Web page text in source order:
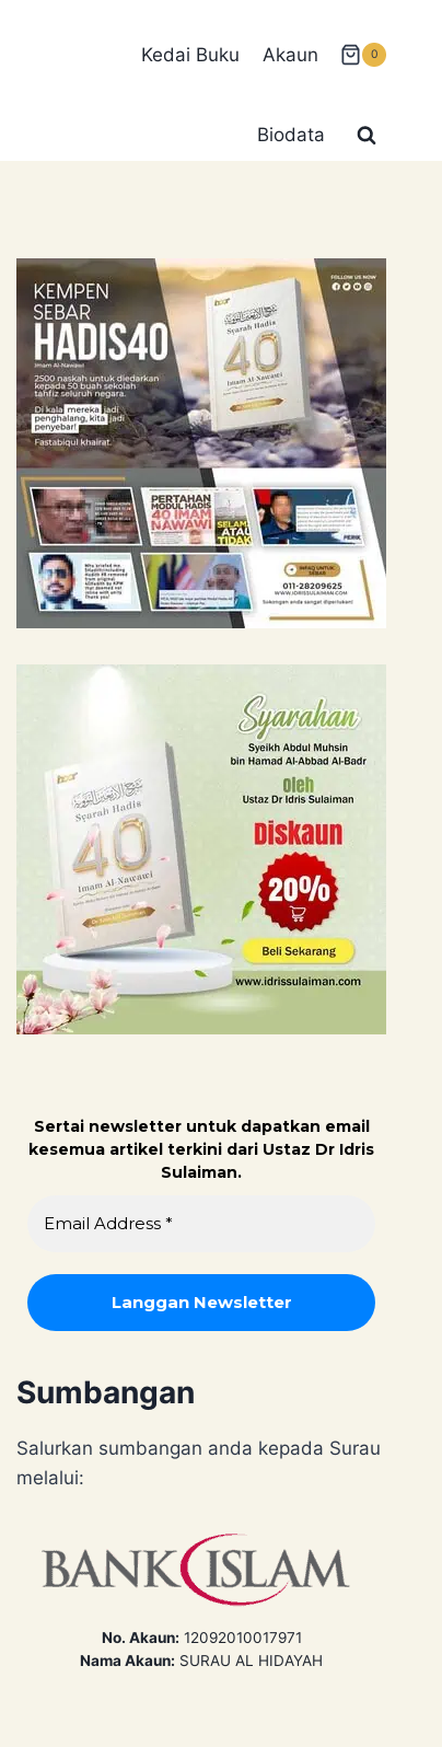
Kedai Buku Akaun 0
Biodata
Sertai newsletter untuk dapatkan email
kesemua artikel terkini dari Ustaz Dr Idris
Sulaiman.
Sumbangan
Salurkan sumbangan anda kepada Surau
melalui:
No. Akaun: 12092010017971
Nama Akaun: SURAU AL HIDAYAH